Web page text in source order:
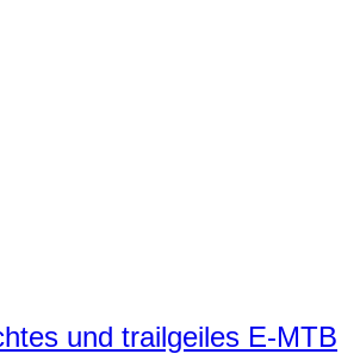
und trailgeiles E-MTB